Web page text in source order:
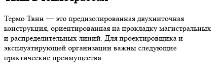
Термо Твин — это предизолированная двухниточная
конструкция, ориентированная на прокладку магистральных
и распределительных линий. Для проектировщика и
эксплуатирующей организации важны следующие
практические преимущества: